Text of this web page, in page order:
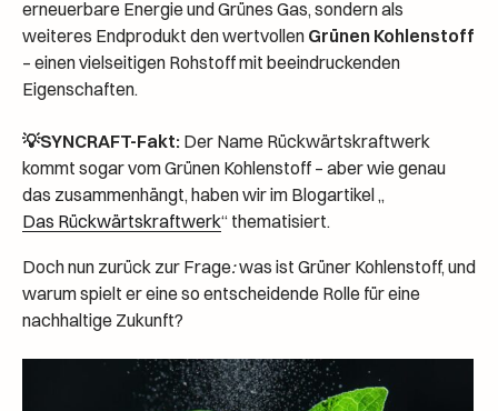
erneuerbare Energie und Grünes Gas, sondern als
weiteres Endprodukt den wertvollen Grünen Kohlenstoff
– einen vielseitigen Rohstoff mit beeindruckenden
Eigenschaften.
💡SYNCRAFT-Fakt: Der Name Rückwärtskraftwerk
kommt sogar vom Grünen Kohlenstoff – aber wie genau
das zusammenhängt, haben wir im Blogartikel „
Das Rückwärtskraftwerk“ thematisiert.
Doch nun zurück zur Frage:was ist Grüner Kohlenstoff, und
warum spielt er eine so entscheidende Rolle für eine
nachhaltige Zukunft?